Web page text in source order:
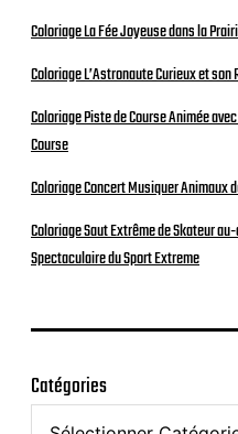
Coloriage La Fée Joyeuse dans la
Coloriage L’Astronaute Curieux et
Coloriage Piste de Course Animée
Course
Coloriage Concert Musiquer Animaux
Coloriage Saut Extrême de Skateur
Spectaculaire du Sport Extreme
Catégories